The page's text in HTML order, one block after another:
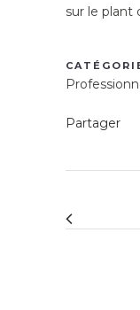
sur le plant
Partager